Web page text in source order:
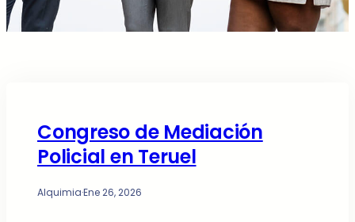
Congreso de Mediación
Policial en Teruel
Alquimia·Ene 26, 2026